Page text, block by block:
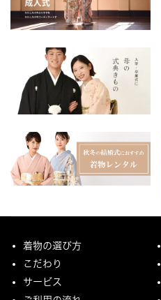
着物の選び方
こだわり
サービス